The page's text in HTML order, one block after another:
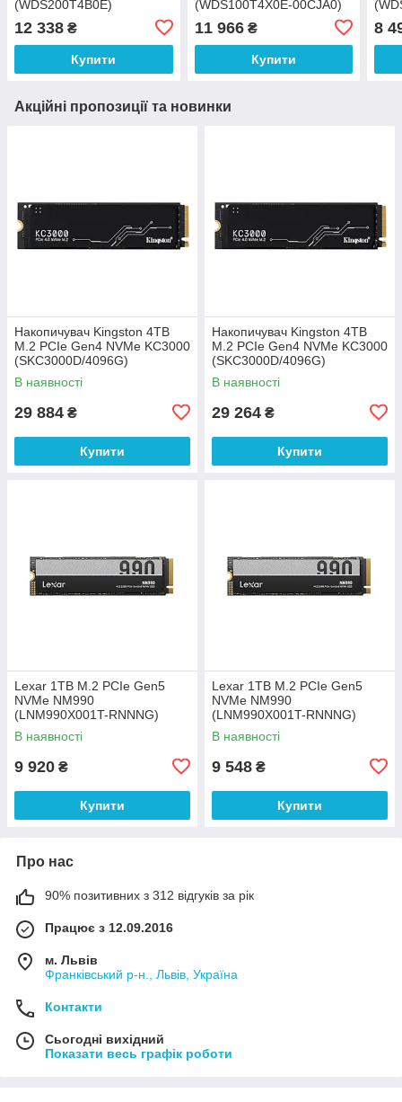
(WDS200T4B0E)
12 338 ₴
Купити
(WDS100T4X0E-00CJA0)
11 966₴
Купити
8
Акційні пропозиції та новинки
Накопичувач Kingston 4TB
M.2 PCIe Gen4 NVMe KC3000
(SKC3000D/4096G)
В наявності
29 884 ₴
Купити
Накопичувач Kingston 4TB
M.2 PCIe Gen4 NVMe KC3000
(SKC3000D/4096G)
В наявності
29 264 ₴
Купити
Lexar 1TB M.2 PCIe Gen5
NVMe NM990
(LNM990X001T-RNNNG)
В наявності
9 920 ₴
Купити
Lexar 1TB M.2 PCIe Gen5
NVMe NM990
(LNM990X001T-RNNNG)
В наявності
9 548 ₴
Купити
Про нас
90% позитивних з 312 відгуків за рік
Працює з 12.09.2016
м. Львів
Франківський р-н., Львів, Україна
Контакти
Сьогодні вихідний
Показати весь графік роботи